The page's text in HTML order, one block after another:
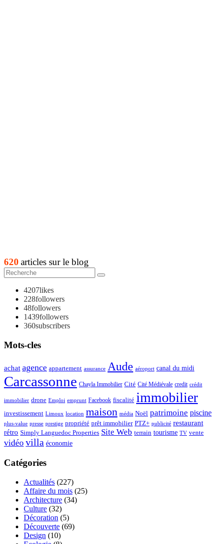
620 articles sur le blog
4207likes
228followers
48followers
1439followers
360subscribers
Mots-cles
achat agence appartement assurance Aude aéroport canal du midi
Carcassonne Chayla Immobilier Cité Cité Médiévale credit crédit
immobilier drone Emploi emprunt Facebook fiscalité immobilier
investissement Limoux location maison média Noël patrimoine piscine
plus-value presse prestige propriété prêt immobilier PTZ+ publicité restaurant
rétro Simply Languedoc Properties Site Web terrain tourisme TV vente
vidéo villa économie
Catégories
Actualités (227)
Affaire du mois (25)
Architecture (34)
Culture (32)
Décoration (5)
Découverte (69)
Design (10)